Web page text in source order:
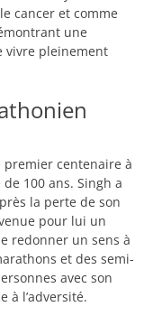
cancer et comme
une
vivre pleinement
premier centenaire à
100 ans. Singh a
la perte de son
pour lui un
redonner un sens à
et des semi-
avec son
à l’adversité.